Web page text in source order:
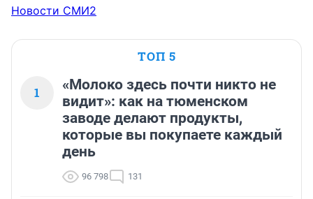
Новости СМИ2
ТОП 5
1
«Молоко здесь почти никто не
видит»: как на тюменском
заводе делают продукты,
которые вы покупаете каждый
день
96 798 131